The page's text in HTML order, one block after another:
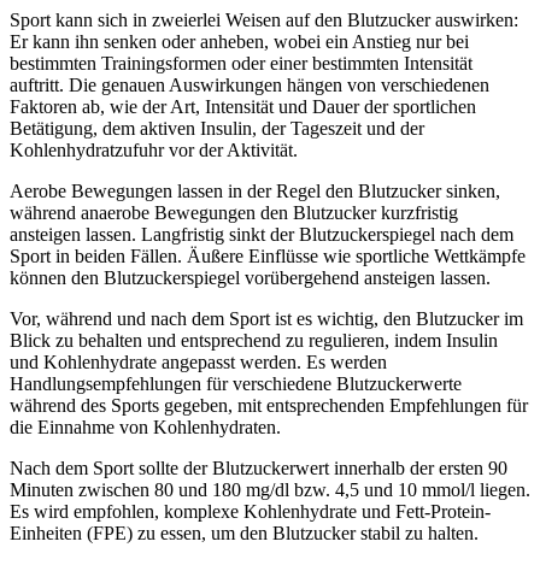
Sport kann sich in zweierlei Weisen auf den Blutzucker auswirken:
Er kann ihn senken oder anheben, wobei ein Anstieg nur bei
bestimmten Trainingsformen oder einer bestimmten Intensität
auftritt. Die genauen Auswirkungen hängen von verschiedenen
Faktoren ab, wie der Art, Intensität und Dauer der sportlichen
Betätigung, dem aktiven Insulin, der Tageszeit und der
Kohlenhydratzufuhr vor der Aktivität.
Aerobe Bewegungen lassen in der Regel den Blutzucker sinken,
während anaerobe Bewegungen den Blutzucker kurzfristig
ansteigen lassen. Langfristig sinkt der Blutzuckerspiegel nach dem
Sport in beiden Fällen. Äußere Einflüsse wie sportliche Wettkämpfe
können den Blutzuckerspiegel vorübergehend ansteigen lassen.
Vor, während und nach dem Sport ist es wichtig, den Blutzucker im
Blick zu behalten und entsprechend zu regulieren, indem Insulin
und Kohlenhydrate angepasst werden. Es werden
Handlungsempfehlungen für verschiedene Blutzuckerwerte
während des Sports gegeben, mit entsprechenden Empfehlungen für
die Einnahme von Kohlenhydraten.
Nach dem Sport sollte der Blutzuckerwert innerhalb der ersten 90
Minuten zwischen 80 und 180 mg/dl bzw. 4,5 und 10 mmol/l liegen.
Es wird empfohlen, komplexe Kohlenhydrate und Fett-Protein-
Einheiten (FPE) zu essen, um den Blutzucker stabil zu halten.